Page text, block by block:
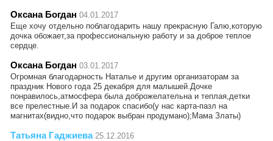
Оксана Богдан 04.01.2017
Еще хочу отдельно поблагодарить нашу прекрасную Галю,которую
дочка обожает,за профессиональную работу и за доброе теплое
сердце.
Оксана Богдан 03.01.2017
Огромная благодарность Наталье и другим организаторам за
праздник Нового года 25 декабря для малышей.Дочке
понравилось,атмосфера была доброжелательна и теплая,детки
все прелестные.И за подарок спасибо(у нас карта-пазл на
магнитах(видно,что подарок выбран продумано);Мама Златы)
Татьяна Гаджиева 25.12.2016